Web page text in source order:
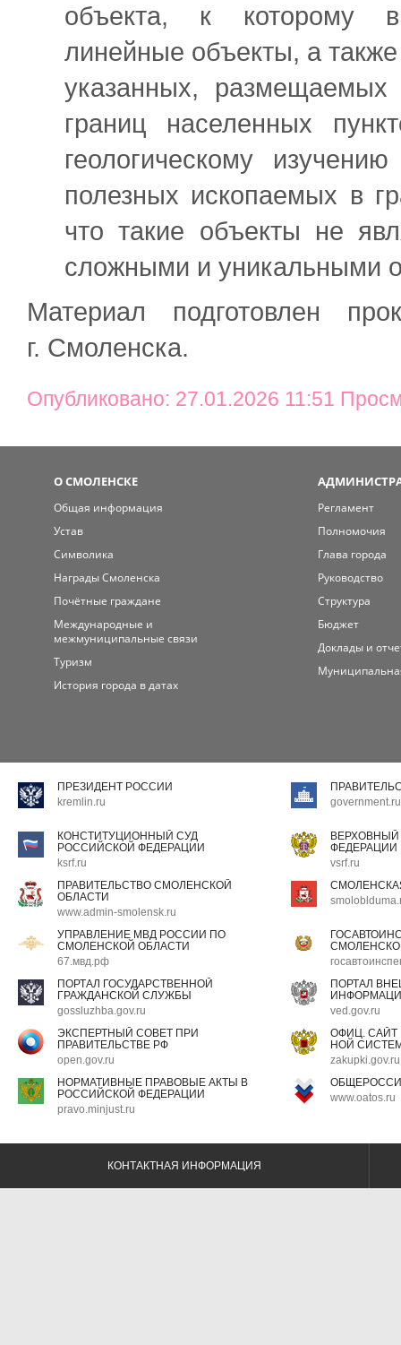
объекта, к которому
линейные объекты, а
указанных,
границ населенных
геологическому
полезных ископаемых в
что такие объекты не
сложными и уникальными
Материал подготовлен
г. Смоленска.
Опубликовано: 27.01.2026 11:51
О СМОЛЕНСКЕ
Общая информация
Устав
Символика
Награды Смоленска
Почётные граждане
Международные и
межмуниципальные связи
Туризм
История города в датах
Регламент
Полномочия
Глава города
Руководство
Структура
Бюджет
Доклады и
ПРЕЗИДЕНТ РОССИИ
kremlin.ru
government.ru
КОНСТИТУЦИОННЫЙ СУД
РОССИЙСКОЙ ФЕДЕРАЦИИ
ksrf.ru
ФЕДЕРАЦИИ
vsrf.ru
ПРАВИТЕЛЬСТВО СМОЛЕНСКОЙ
ОБЛАСТИ
www.admin-smolensk.ru
УПРАВЛЕНИЕ МВД РОССИИ ПО
СМОЛЕНСКОЙ ОБЛАСТИ
67.мвд.рф
ПОРТАЛ ГОСУДАРСТВЕННОЙ
ГРАЖДАНСКОЙ СЛУЖБЫ
gossluzhba.gov.ru
ПОРТАЛ
ved.gov.ru
ЭКСПЕРТНЫЙ СОВЕТ ПРИ
ПРАВИТЕЛЬСТВЕ РФ
open.gov.ru
ОФИЦ.
НОЙ
zakupki.gov.ru
НОРМАТИВНЫЕ ПРАВОВЫЕ АКТЫ В
РОССИЙСКОЙ ФЕДЕРАЦИИ
pravo.minjust.ru
www.oatos.ru
КОНТАКТНАЯ ИНФОРМАЦИЯ